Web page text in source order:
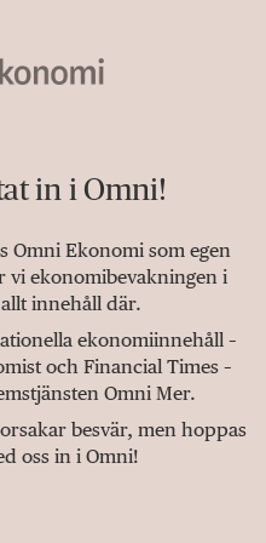
in i Omni!
Omni Ekonomi som egen
vi ekonomibevakningen i
innehåll där.
ekonomiinnehåll –
och Financial Times –
Omni Mer.
besvär, men hoppas
oss in i Omni!